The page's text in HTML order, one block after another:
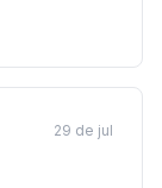
29 de jul